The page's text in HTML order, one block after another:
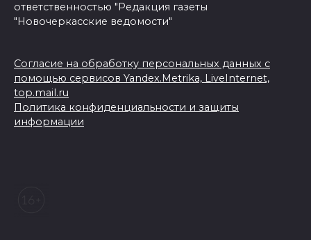
ответственностью "Редакция газеты
"Новочеркасские ведомости"
Согласие на обработку персональных данных с
помощью сервисов Yandex.Metrika, LiveInternet,
top.mail.ru
Политика конфиденциальности и защиты
информации